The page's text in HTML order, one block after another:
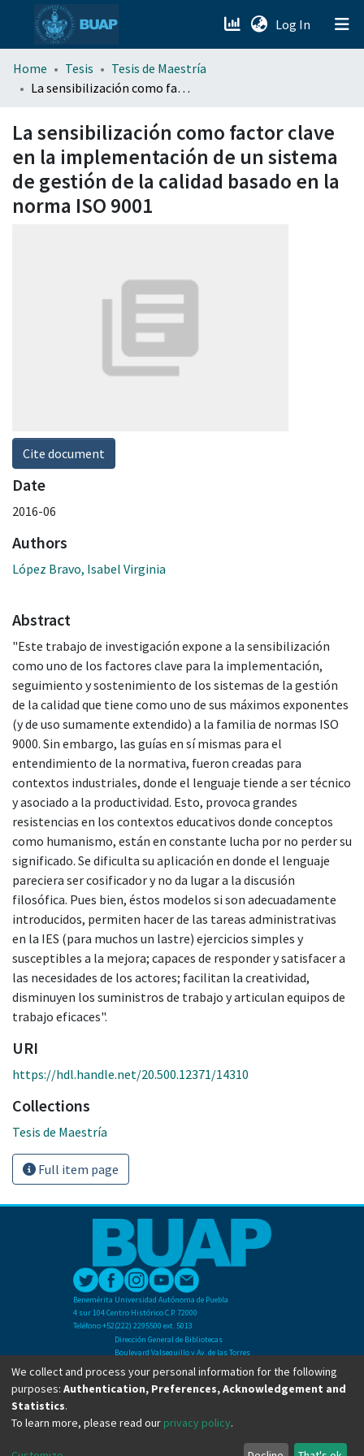
Log In (current)
menu.section.about_menu
Home Tesis
Tesis de Maestría
La sensibilización como factor clave en la implementación de un sistema de gestión de la calidad basado en la norma ISO 9001
La sensibilización como factor clave
en la implementación de un sistema
de gestión de la calidad basado en la
norma ISO 9001
Cite document
Date
2016-06
Authors
López Bravo, Isabel Virginia
Abstract
"Este trabajo de investigación expone a la sensibilización
como uno de los factores clave para la implementación,
seguimiento y sostenimiento de los sistemas de la gestión
de la calidad que tiene como uno de sus máximos exponentes
(y de uso sumamente extendido) a la familia de normas ISO
9000. Sin embargo, las guías en sí mismas para el
entendimiento de la normativa, fueron creadas para
contextos industriales, donde el lenguaje tiende a ser técnico
y asociado a la productividad. Esto, provoca grandes
resistencias en los contextos educativos donde conceptos
como humanismo, están en constante lucha por no perder su
significado. Se dificulta su aplicación en donde el lenguaje
pareciera ser cosificador y no da lugar a la discusión
filosófica. Pues bien, éstos modelos si son adecuadamente
introducidos, permiten hacer de las tareas administrativas
en la IES (para muchos un lastre) ejercicios simples y
susceptibles a la mejora; capaces de responder y satisfacer a
las necesidades de los actores; facilitan la creatividad,
disminuyen los suministros de trabajo y articulan equipos de
trabajo eficaces".
URI
https://hdl.handle.net/20.500.12371/14310
Collections
Tesis de Maestría
Full item page
Benemérita Universidad Autónoma de Puebla
4 sur 104 Centro Histórico C.P. 72000
Teléfono +52(222) 2295500 ext. 5013
Dirección General de Bibliotecas
Boulevard Valsequillo y Av. de las Torres
Ciudad Universitaria. Col. San Manuel
C.P. 72570
Teléfono +52 (222) 2295500 Ext 2901
Copyright © Dirección General de Bibliotecas - BUAP 2024. All right reserved.
We collect and process your personal information for the following
purposes: Authentication, Preferences, Acknowledgement and
Statistics.
To learn more, please read our privacy policy.